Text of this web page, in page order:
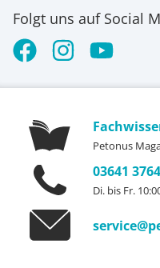
Folgt uns auf Social
Petonus
03641
Di. bis Fr.